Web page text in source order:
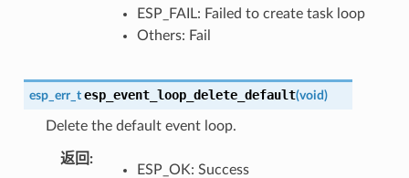
ESP_FAIL: Failed to create task loop
Others: Fail
esp_err_t esp_event_loop_delete_default(void)
Delete the default event loop.
返回 :
ESP_OK: Success